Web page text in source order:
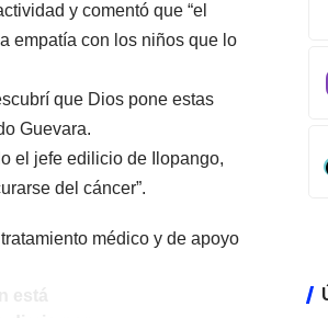
y comentó que “el
empatía con los niños que lo
que Dios pone estas
Guevara.
el jefe edilicio de Ilopango,
del cáncer”.
médico y de apoyo